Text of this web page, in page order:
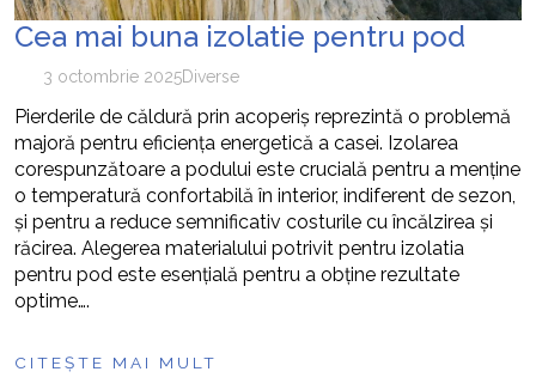
Cea mai buna izolatie pentru pod
3 octombrie 2025Diverse
Pierderile de căldură prin acoperiș reprezintă o problemă
majoră pentru eficiența energetică a casei. Izolarea
corespunzătoare a podului este crucială pentru a menține
o temperatură confortabilă în interior, indiferent de sezon,
și pentru a reduce semnificativ costurile cu încălzirea și
răcirea. Alegerea materialului potrivit pentru izolatia
pentru pod este esențială pentru a obține rezultate
optime….
CITEȘTE MAI MULT